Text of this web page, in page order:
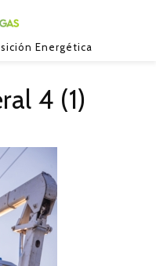
Energética
4 (1)